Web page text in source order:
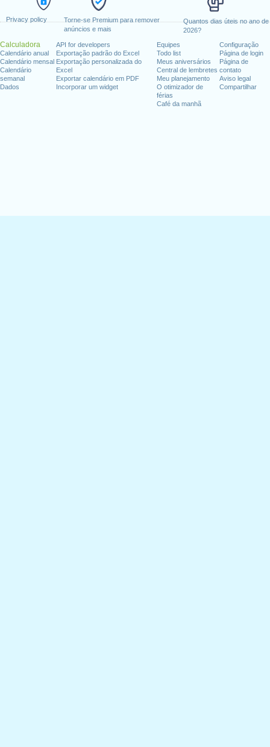
Privacy policy
Torne-se Premium para remover
anúncios e mais
Quantos dias úteis no ano de
2026?
Calculadora
Calendário anual
Calendário mensal
Calendário
semanal
Dados
API for developers
Exportação padrão do Excel
Exportação personalizada do
Excel
Exportar calendário em PDF
Incorporar um widget
Equipes
Todo list
Meus aniversários
Central de lembretes
Meu planejamento
O otimizador de
férias
Café da manhã
Configuração
Página de login
Página de
contato
Aviso legal
Compartilhar